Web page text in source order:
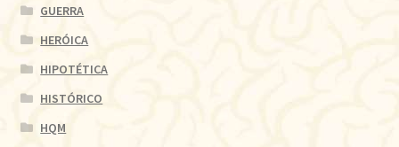
GUERRA
HERÓICA
HIPOTÉTICA
HISTÓRICO
HQM